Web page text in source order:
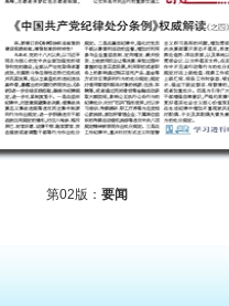
第02版： 要闻